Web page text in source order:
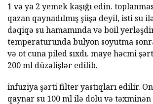
1 və ya 2 yemek kaşığı edin.
qazan qaynadılmış şüşə deyil, isti su
dəqiqə su hamamında və boil
temperaturunda bulyon soyutma
və ot cuna piled sıxdı. maye həcmi
200 ml düzəlişlər edilib.
infuziya şərti filter yastıqları edilir.
qaynar su 100 ml ilə dolu və təxminən